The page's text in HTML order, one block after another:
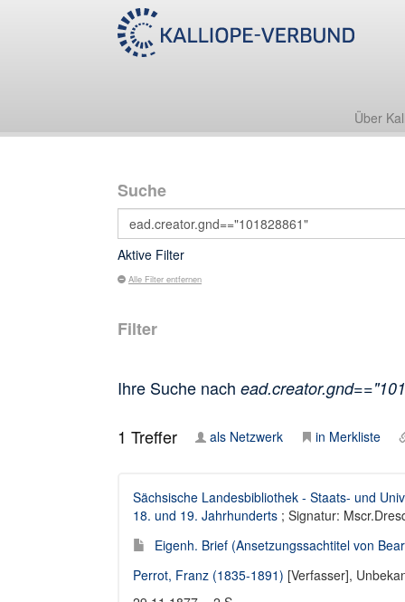
Über
Suche
Aktive Filter
Alle Filter entfernen
Filter
Ihre Suche nach
1 Treffer als Netzwerk in Merkliste
Sächsische Landesbibliothek - Staats- und
18. und 19. Jahrhunderts ; Signatur:
Eigenh. Brief (Ansetzungssachtitel von
Perrot, Franz (1835-1891) [Verfasser],